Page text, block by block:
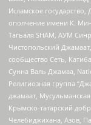
Исламское
ополчение имени К.
Тагьаля SHAM, АУМ
Чистопольский
сообщество Сеть,
Сунна Валь Джамаа,
Религиозная группа
джамаат,
Крымско-татарский
Челебиджихана, Азов,